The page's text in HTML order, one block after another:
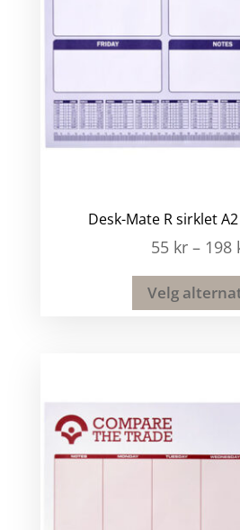
Desk-Mate R sirklet
55 kr – 198
Velg